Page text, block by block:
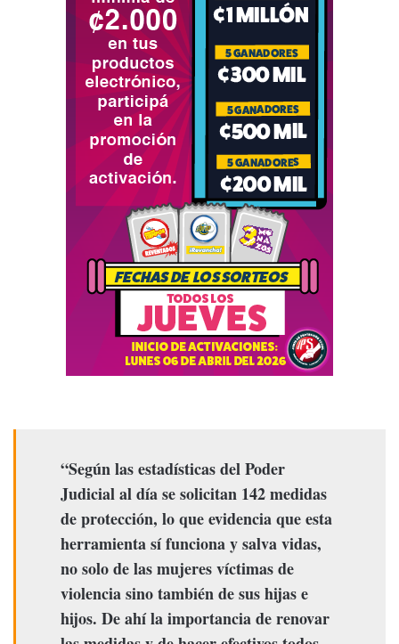
“Según las estadísticas del Poder
Judicial al día se solicitan 142 medidas
de protección, lo que evidencia que esta
herramienta sí funciona y salva vidas,
no solo de las mujeres víctimas de
violencia sino también de sus hijas e
hijos. De ahí la importancia de renovar